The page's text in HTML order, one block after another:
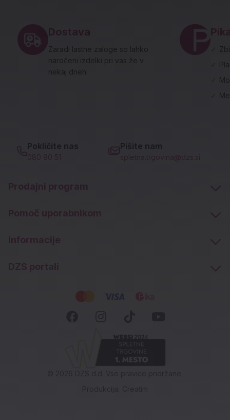
Dostava
Zaradi lastne zaloge so lahko
naročeni izdelki pri vas že v
nekaj dneh.
✓
✓
✓
✓
Pokličite nas
080 80 51
Pišite nam
spletna.trgovina@dzs.si
Prodajni program
Pomoč uporabnikom
Informacije
DZS portali